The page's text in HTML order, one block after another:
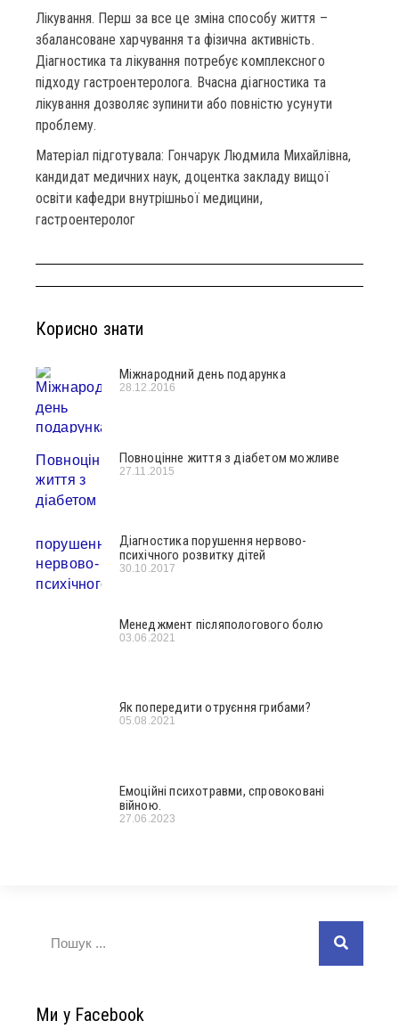
Лікування. Перш за все це зміна способу життя –
збалансоване харчування та фізична активність.
Діагностика та лікування потребує комплексного
підходу гастроентеролога. Вчасна діагностика та
лікування дозволяє зупинити або повністю усунути
проблему.
Матеріал підготувала: Гончарук Людмила Михайлівна,
кандидат медичних наук, доцентка закладу вищої
освіти кафедри внутрішньої медицини,
гастроентеролог
Корисно знати
Міжнародний день подарунка
28.12.2016
Повноцінне життя з діабетом можливе
27.11.2015
Діагностика порушення нервово-
психічного розвитку дітей
30.10.2017
Менеджмент післяпологового болю
03.06.2021
Як попередити отруєння грибами?
05.08.2021
Емоційні психотравми, спровоковані
війною.
27.06.2023
Ми у Facebook